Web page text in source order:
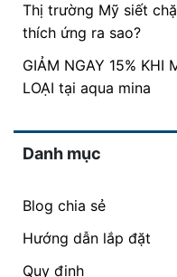
Thị trường Mỹ siết
thích ứng ra sao?
GIẢM NGAY 15% KHI
LOẠI tại aqua mina
Danh mục
Blog chia sẻ
Hướng dẫn lắp đặt
Quy định